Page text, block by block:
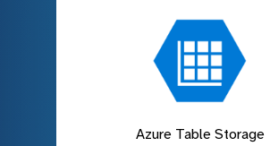
Azure Table Storage